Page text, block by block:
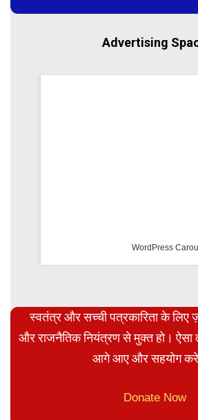
Advertising
WordPress
स्वतंत्र और सच्ची पत्रकारिता के लिए
और राजनैतिक नियंत्रण से मुक्त हो।
आगे आए और सहयोग
Donate Now